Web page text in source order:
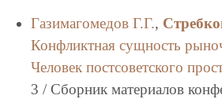
Газимагомедов Г.Г.,
Конфликтная сущность
Человек постсоветского
3 / Сборник материалов